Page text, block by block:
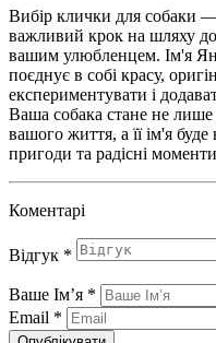
Вибір клички для собаки
важливий крок на шляху до
вашим улюбленцем. Ім'я
поєднує в собі красу,
експериментувати і
Ваша собака стане не
вашого життя, а її ім'я
пригоди та радісні
Коментарі
Відгук *
Ваше Імʼя *
Email *